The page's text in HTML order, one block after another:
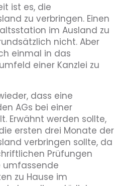
ist es, die
zu verbringen. Einen
im Ausland zu
nicht. Aber
einmal in das
einer Kanzlei zu
dass eine
AGs bei einer
Erwähnt werden sollte,
ersten drei Monate der
verbringen sollte, da
Prüfungen
umfassende
zu Hause im